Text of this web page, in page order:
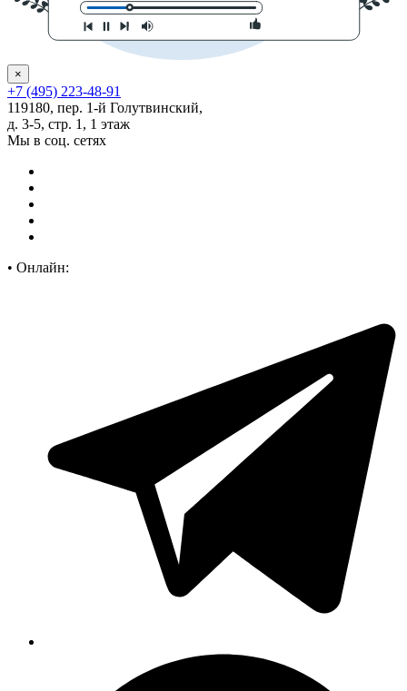
×
+7 (495) 223-48-91
119180, пер. 1-й Голутвинский,
д. 3-5, стр. 1, 1 этаж
Мы в соц. сетях
• Онлайн: